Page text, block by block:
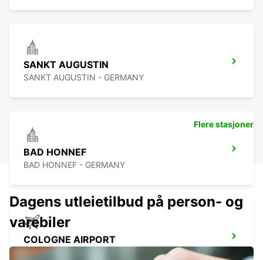
SANKT AUGUSTIN
SANKT AUGUSTIN - GERMANY
BAD HONNEF
BAD HONNEF - GERMANY
COLOGNE AIRPORT
KOELN - GERMANY
Flere stasjoner
Dagens utleietilbud på person- og
varebiler